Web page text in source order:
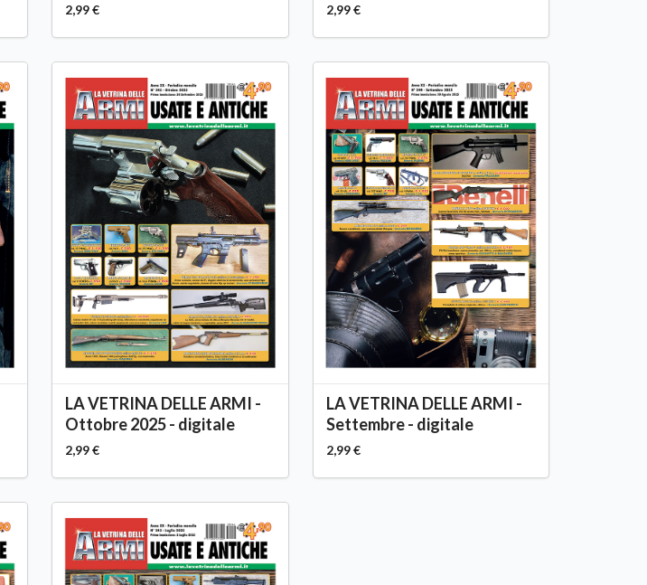
2,99 € 2,99 €
LA VETRINA DELLE ARMI -
Ottobre 2025 - digitale
2,99 €
LA VETRINA DELLE ARMI -
Settembre - digitale
2,99 €